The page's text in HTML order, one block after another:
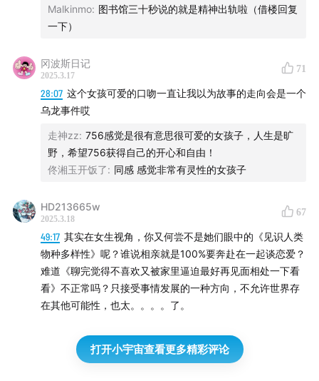
Malkinmo: 图书馆三十秒说的就是精神出轨啦（借楼回复
一下）
冈波斯日记
2025.3.17
71
28:07 这个女孩可爱的口吻一直让我以为故事的走向会是一个
乌龙事件哎
走神zz: 756感觉是很有意思很可爱的女孩子，人生是旷
野，希望756获得自己的开心和自由！
佟湘玉开饭了: 同感 感觉非常有灵性的女孩子
HD213665w
2025.3.18
67
49:17 其实在女生视角，你又何尝不是她们眼中的《见识人类
物种多样性》呢？谁说相亲就是100%要奔赴在一起谈恋爱？
难道《聊完觉得不喜欢又被家里逼迫最好再见面相处一下看
看》不正常吗？只接受事情发展的一种方向，不允许世界存
在其他可能性，也太。。。。了。
打开小宇宙查看更多精彩评论